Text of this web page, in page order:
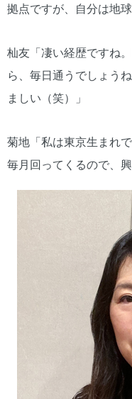
拠点ですが、自分は地
杣友「凄い経歴ですね
ら、毎日通うでしょう
ましい（笑）」
菊地「私は東京生まれ
毎月回ってくるので、